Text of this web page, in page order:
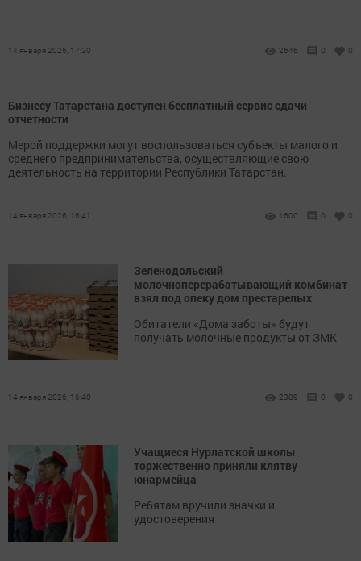
14 января 2026, 17:20 2646 0 0
Бизнесу Татарстана доступен бесплатный сервис сдачи
отчетности
Мерой поддержки могут воспользоваться субъекты малого и
среднего предпринимательства, осуществляющие свою
деятельность на территории Республики Татарстан.
14 января 2026, 16:41 1600 0 0
Зеленодольский
молочноперерабатывающий комбинат
взял под опеку дом престарелых
Обитатели «Дома заботы» будут
получать молочные продукты от ЗМК
14 января 2026, 16:40 2389 0 0
Учащиеся Нурлатской школы
торжественно приняли клятву
юнармейца
Ребятам вручили значки и
удостоверения